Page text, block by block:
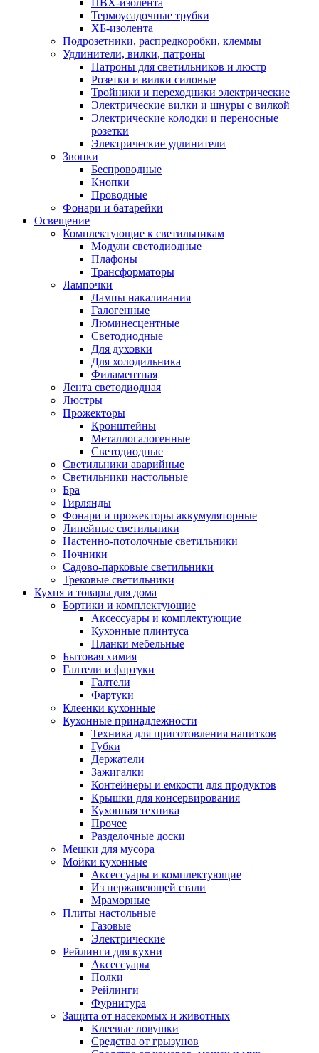
ПВХ-изолента
Термоусадочные трубки
ХБ-изолента
Подрозетники, распредкоробки, клеммы
Удлинители, вилки, патроны
Патроны для светильников и люстр
Розетки и вилки силовые
Тройники и переходники электрические
Электрические вилки и шнуры с вилкой
Электрические колодки и переносные
розетки
Электрические удлинители
Звонки
Беспроводные
Кнопки
Проводные
Фонари и батарейки
Освещение
Комплектующие к светильникам
Модули светодиодные
Плафоны
Трансформаторы
Лампочки
Лампы накаливания
Галогенные
Люминесцентные
Светодиодные
Для духовки
Для холодильника
Филаментная
Лента светодиодная
Люстры
Прожекторы
Кронштейны
Металлогалогенные
Светодиодные
Светильники аварийные
Светильники настольные
Бра
Гирлянды
Фонари и прожекторы аккумуляторные
Линейные светильники
Настенно-потолочные светильники
Ночники
Садово-парковые светильники
Трековые светильники
Кухня и товары для дома
Бортики и комплектующие
Аксессуары и комплектующие
Кухонные плинтуса
Планки мебельные
Бытовая химия
Галтели и фартуки
Галтели
Фартуки
Клеенки кухонные
Кухонные принадлежности
Техника для приготовления напитков
Губки
Держатели
Зажигалки
Контейнеры и емкости для продуктов
Крышки для консервирования
Кухонная техника
Прочее
Разделочные доски
Мешки для мусора
Мойки кухонные
Аксессуары и комплектующие
Из нержавеющей стали
Мраморные
Плиты настольные
Газовые
Электрические
Рейлинги для кухни
Аксессуары
Полки
Рейлинги
Фурнитура
Защита от насекомых и животных
Клеевые ловушки
Средства от грызунов